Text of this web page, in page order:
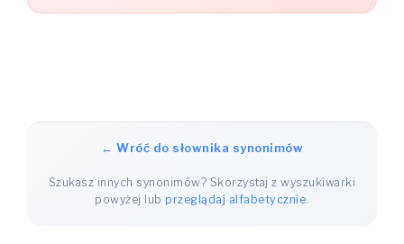
← Wróć do słownika synonimów
Szukasz innych synonimów? Skorzystaj z wyszukiwarki
powyżej lubprzeglądaj alfabetycznie.